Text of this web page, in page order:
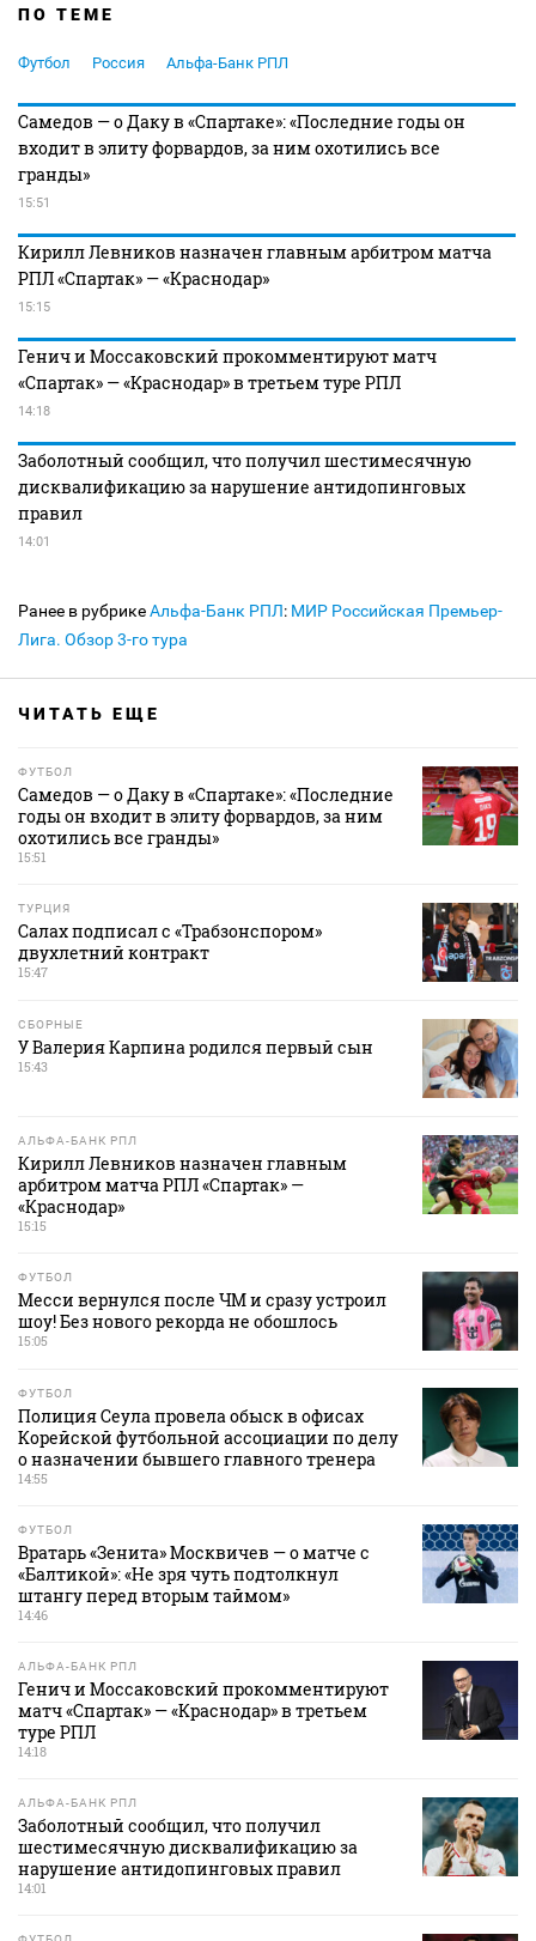
ПО ТЕМЕ
Футбол Россия Альфа-Банк РПЛ
Самедов — о Даку в «Спартаке»: «Последние годы он
входит в элиту форвардов, за ним охотились все
гранды»
15:51
Кирилл Левников назначен главным арбитром матча
РПЛ «Спартак» — «Краснодар»
15:15
Генич и Моссаковский прокомментируют матч
«Спартак» — «Краснодар» в третьем туре РПЛ
14:18
Заболотный сообщил, что получил шестимесячную
дисквалификацию за нарушение антидопинговых
правил
14:01
Ранее в рубрикеАльфа-Банк РПЛ: МИР Российская Премьер-
Лига. Обзор 3-го тура
ЧИТАТЬ ЕЩЕ
ФУТБОЛ
Самедов — о Даку в «Спартаке»: «Последние
годы он входит в элиту форвардов, за ним
охотились все гранды»
15:51
ТУРЦИЯ
Салах подписал с «Трабзонспором»
двухлетний контракт
15:47
СБОРНЫЕ
У Валерия Карпина родился первый сын
15:43
АЛЬФА-БАНК РПЛ
Кирилл Левников назначен главным
арбитром матча РПЛ «Спартак» —
«Краснодар»
15:15
ФУТБОЛ
Месси вернулся после ЧМ и сразу устроил
шоу! Без нового рекорда не обошлось
15:05
ФУТБОЛ
Полиция Сеула провела обыск в офисах
Корейской футбольной ассоциации по делу
о назначении бывшего главного тренера
14:55
ФУТБОЛ
Вратарь «Зенита» Москвичев — о матче с
«Балтикой»: «Не зря чуть подтолкнул
штангу перед вторым таймом»
14:46
АЛЬФА-БАНК РПЛ
Генич и Моссаковский прокомментируют
матч «Спартак» — «Краснодар» в третьем
туре РПЛ
14:18
АЛЬФА-БАНК РПЛ
Заболотный сообщил, что получил
шестимесячную дисквалификацию за
нарушение антидопинговых правил
14:01